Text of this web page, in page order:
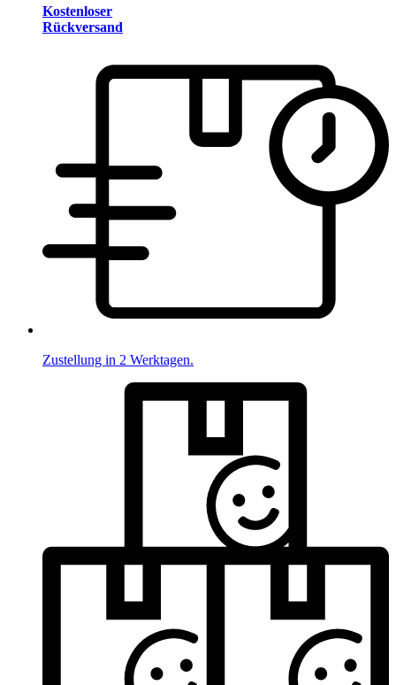
Kostenloser
Rückversand
Zustellung in 2 Werktagen.